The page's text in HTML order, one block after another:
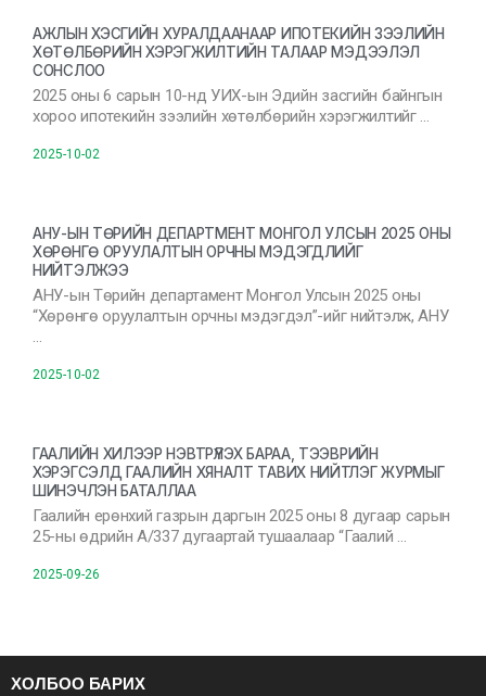
АЖЛЫН ХЭСГИЙН ХУРАЛДААНААР ИПОТЕКИЙН ЗЭЭЛИЙН
ХӨТӨЛБӨРИЙН ХЭРЭГЖИЛТИЙН ТАЛААР МЭДЭЭЛЭЛ
СОНСЛОО
2025 оны 6 сарын 10-нд УИХ-ын Эдийн засгийн байнгын
хороо ипотекийн зээлийн хөтөлбөрийн хэрэгжилтийг …
2025-10-02
АНУ-ЫН ТӨРИЙН ДЕПАРТМЕНТ МОНГОЛ УЛСЫН 2025 ОНЫ
ХӨРӨНГӨ ОРУУЛАЛТЫН ОРЧНЫ МЭДЭГДЛИЙГ
НИЙТЭЛЖЭЭ
АНУ-ын Төрийн департамент Монгол Улсын 2025 оны
“Хөрөнгө оруулалтын орчны мэдэгдэл”-ийг нийтэлж, АНУ
…
2025-10-02
ГААЛИЙН ХИЛЭЭР НЭВТРҮҮЛЭХ БАРАА, ТЭЭВРИЙН
ХЭРЭГСЭЛД ГААЛИЙН ХЯНАЛТ ТАВИХ НИЙТЛЭГ ЖУРМЫГ
ШИНЭЧЛЭН БАТАЛЛАА
Гаалийн ерөнхий газрын даргын 2025 оны 8 дугаар сарын
25-ны өдрийн А/337 дугаартай тушаалаар “Гаалий …
2025-09-26
ХОЛБОО БАРИХ